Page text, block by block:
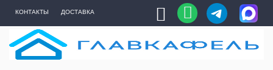
КОНТАКТЫ ДОСТАВКА